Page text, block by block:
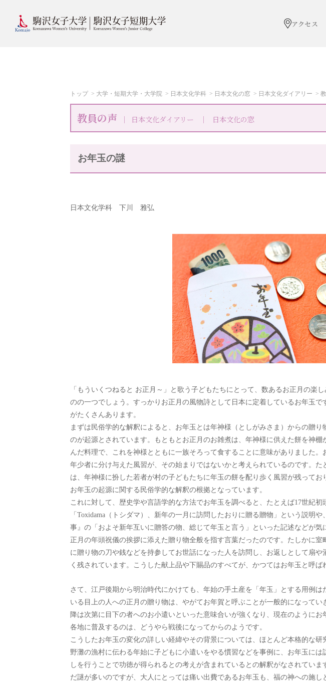
アクセス
トップ 大学・短期大学・大学院 日本文化学科 日本文化の窓 日本文化ダイアリー
教員の声 日本文化ダイアリー 日本文化の窓
お年玉の謎
日本文化学科 下川 雅弘
「もういくつねると お正月～」と歌う子どもたちにとって、数あるお正月の楽
のの一つでしょう。すっかりお正月の風物詩として日本に定着しているお年玉
がたくさんあります。
まずは民俗学的な解釈によると、お年玉とは年神様（としがみさま）からの贈
のが起源とされています。もともとお正月のお雑煮は、年神様に供えた餅を神
んだ料理で、これを神様とともに一族そろって食することに意味がありました
年少者に分け与えた風習が、その始まりではないかと考えられているのです。
は、年神様に扮した若者が村の子どもたちに年玉の餅を配り歩く風習が残ってお
お年玉の起源に関する民俗学的な解釈の根拠となっています。
これに対して、歴史学や言語学的な方法でお年玉を調べると、たとえば17世紀
「Toxidama（トシダマ）、新年の一月に訪問したおりに贈る贈物」という説明
事』の「およそ新年互いに贈答の物、総じて年玉と言う」といった記述などが気
正月の年頭祝儀の挨拶に添えた贈り物全般を指す言葉だったのです。たしかに
に贈り物の刀や銭などを持参してお世話になった人を訪問し、お返しとして扇
く残されています。こうした献上品や下賜品のすべてが、かつてはお年玉と呼ば
さて、江戸後期から明治時代にかけても、年始の手土産を「年玉」とする用例
いる目上の人への正月の贈り物は、やがてお年賀と呼ぶことが一般的になって
降は次第に目下の者へのお小遣いといった意味合いが強くなり、現在のように
各地に普及するのは、どうやら戦後になってからのようです。
こうしたお年玉の変化の詳しい経緯やその背景については、ほとんど本格的な
野灘の漁村に伝わる年始に子どもに小遣いをやる慣習などを事例に、お年玉に
しを行うことで功徳が得られるとの考えが含まれているとの解釈がなされてい
だ謎が多いのですが、大人にとっては痛い出費であるお年玉も、福の神への施